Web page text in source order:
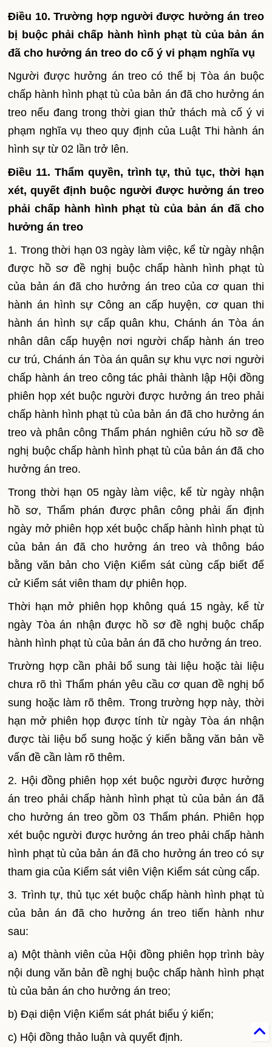
Điều 10. Trường hợp người được hưởng án treo
bị buộc phải chấp hành hình phạt tù của bản án
đã cho hưởng án treo do cố ý vi phạm nghĩa vụ
Người được hưởng án treo có thể bị Tòa án buộc
chấp hành hình phạt tù của bản án đã cho hưởng án
treo nếu đang trong thời gian thử thách mà cố ý vi
phạm nghĩa vụ theo quy định của Luật Thi hành án
hình sự từ 02 lần trở lên.
Điều 11. Thẩm quyền, trình tự, thủ tục, thời hạn
xét, quyết định buộc người được hưởng án treo
phải chấp hành hình phạt tù của bản án đã cho
hưởng án treo
1. Trong thời hạn 03 ngày làm việc, kể từ ngày nhận
được hồ sơđề nghị buộc chấp hành hình phạt tù
của bản án đã cho hưởng án treo của cơ quan thi
hành án hình sự Công an cấp huyện, cơ quan thi
hành án hình sự cấp quân khu, Chánh án Tòa án
nhân dân cấp huyện nơi người chấp hành án treo
cư trú, Chánh án Tòa án quân sự khu vực nơi người
chấp hành án treo công tác phải thành lập Hội đồng
phiên họp xét buộc người được hưởng án treo phải
chấp hành hình phạt tù của bản án đã cho hưởng án
treo và phân công Thẩm phán nghiên cứu hồ sơ đề
nghị buộc chấp hành hình phạt tù của bản án đã cho
hưởng án treo.
Trong thời hạn 05 ngày làm việc, kể từ ngày nhận
hồ sơ, Thẩm phán được phân công phải ấn định
ngày mở phiên họp xét buộc chấp hành hình phạt tù
của bản án đã cho hưởng án treo và thông báo
bằng văn bản cho Viện Kiểm sát cùng cấp biết để
cử Kiểm sát viên tham dự phiên họp.
Thời hạn mở phiên họp không quá 15 ngày, kể từ
ngày Tòa án nhận được hồ sơ đề nghị buộc chấp
hành hình phạt tù của bản án đã cho hưởng án treo.
Trường hợp cần phải bổ sung tài liệu hoặc tài liệu
chưa rõ thì Thẩm phán yêu cầu cơ quan đề nghị bổ
sung hoặc làm rõ thêm. Trong trường hợp này, thời
hạn mở phiên họp được tính từ ngày Tòa án nhận
được tài liệu bổ sung hoặc ý kiến bằng văn bản về
vấn đề cần làm rõ thêm.
2. Hội đồng phiên họp xét buộc người được hưởng
án treo phải chấp hành hình phạt tù của bản án đã
cho hưởng án treo gồm 03 Thẩm phán. Phiên họp
xét buộc người được hưởng án treo phải chấp hành
hình phạt tù của bản án đã cho hưởng án treo có sự
tham gia của Kiểm sát viên Viện Kiểm sát cùng cấp.
3. Trình tự, thủ tục xét buộc chấp hành hình phạt tù
của bản án đã cho hưởng án treo tiến hành như
sau:
a) Một thành viên của Hội đồng phiên họp trình bày
nội dung văn bản đề nghị buộc chấp hành hình phạt
tù của bản án cho hưởng án treo;
b) Đại diện Viện Kiểm sát phát biểu ý kiến;
c) Hội đồng thảo luận và quyết định.